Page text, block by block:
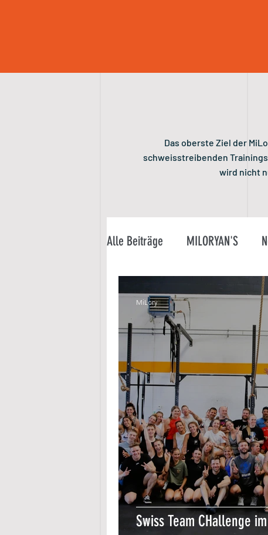
Das oberste Ziel der
schweisstreibenden
wird nicht
Alle Beiträge MILORYAN'S
Swiss Team CHallenge
MiLory